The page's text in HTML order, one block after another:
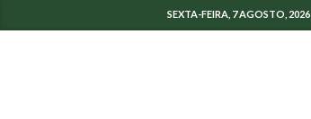
SEXTA-FEIRA, 7 AGOSTO, 2026